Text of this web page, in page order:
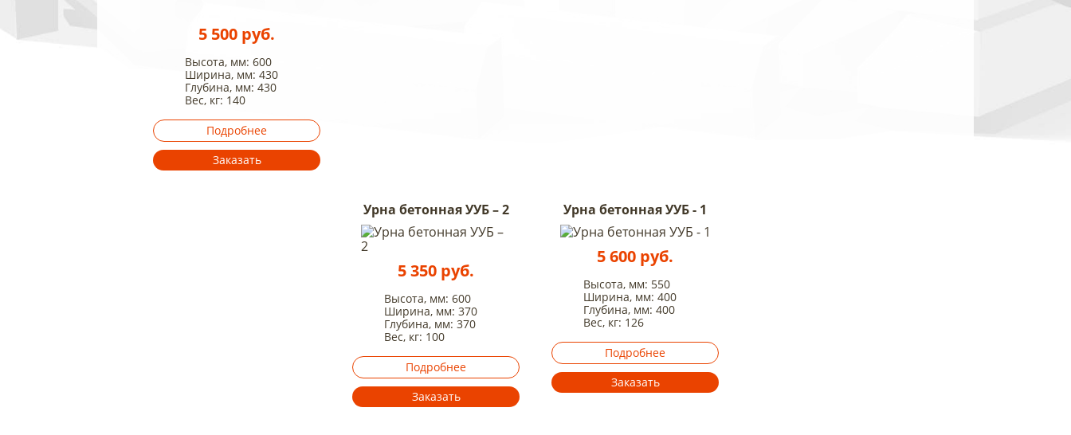
5 500 руб.
Высота, мм: 600
Ширина, мм: 430
Глубина, мм: 430
Вес, кг: 140
Подробнее
Заказать
Урна бетонная УУБ – 2
5 350 руб.
Высота, мм: 600
Ширина, мм: 370
Глубина, мм: 370
Вес, кг: 100
Подробнее
Заказать
Урна бетонная УУБ - 1
5 600 руб.
Высота, мм: 550
Ширина, мм: 400
Глубина, мм: 400
Вес, кг: 126
Подробнее
Заказать